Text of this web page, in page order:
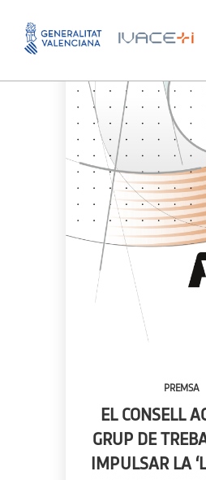
PREMSA
EL CONSELL
GRUP DE
IMPULSAR LA